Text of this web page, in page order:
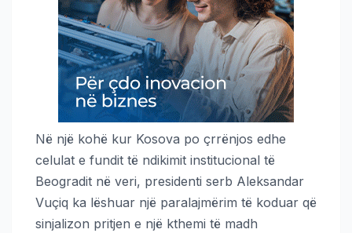
Në një kohë kur Kosova po çrrënjos edhe
celulat e fundit të ndikimit institucional të
Beogradit në veri, presidenti serb Aleksandar
Vuçiq ka lëshuar një paralajmërim të koduar që
sinjalizon pritjen e një kthemi të madh